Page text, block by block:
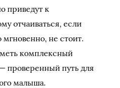
приведут к
отчаиваться, если
мгновенно, не стоит.
комплексный
проверенный путь для
малыша.